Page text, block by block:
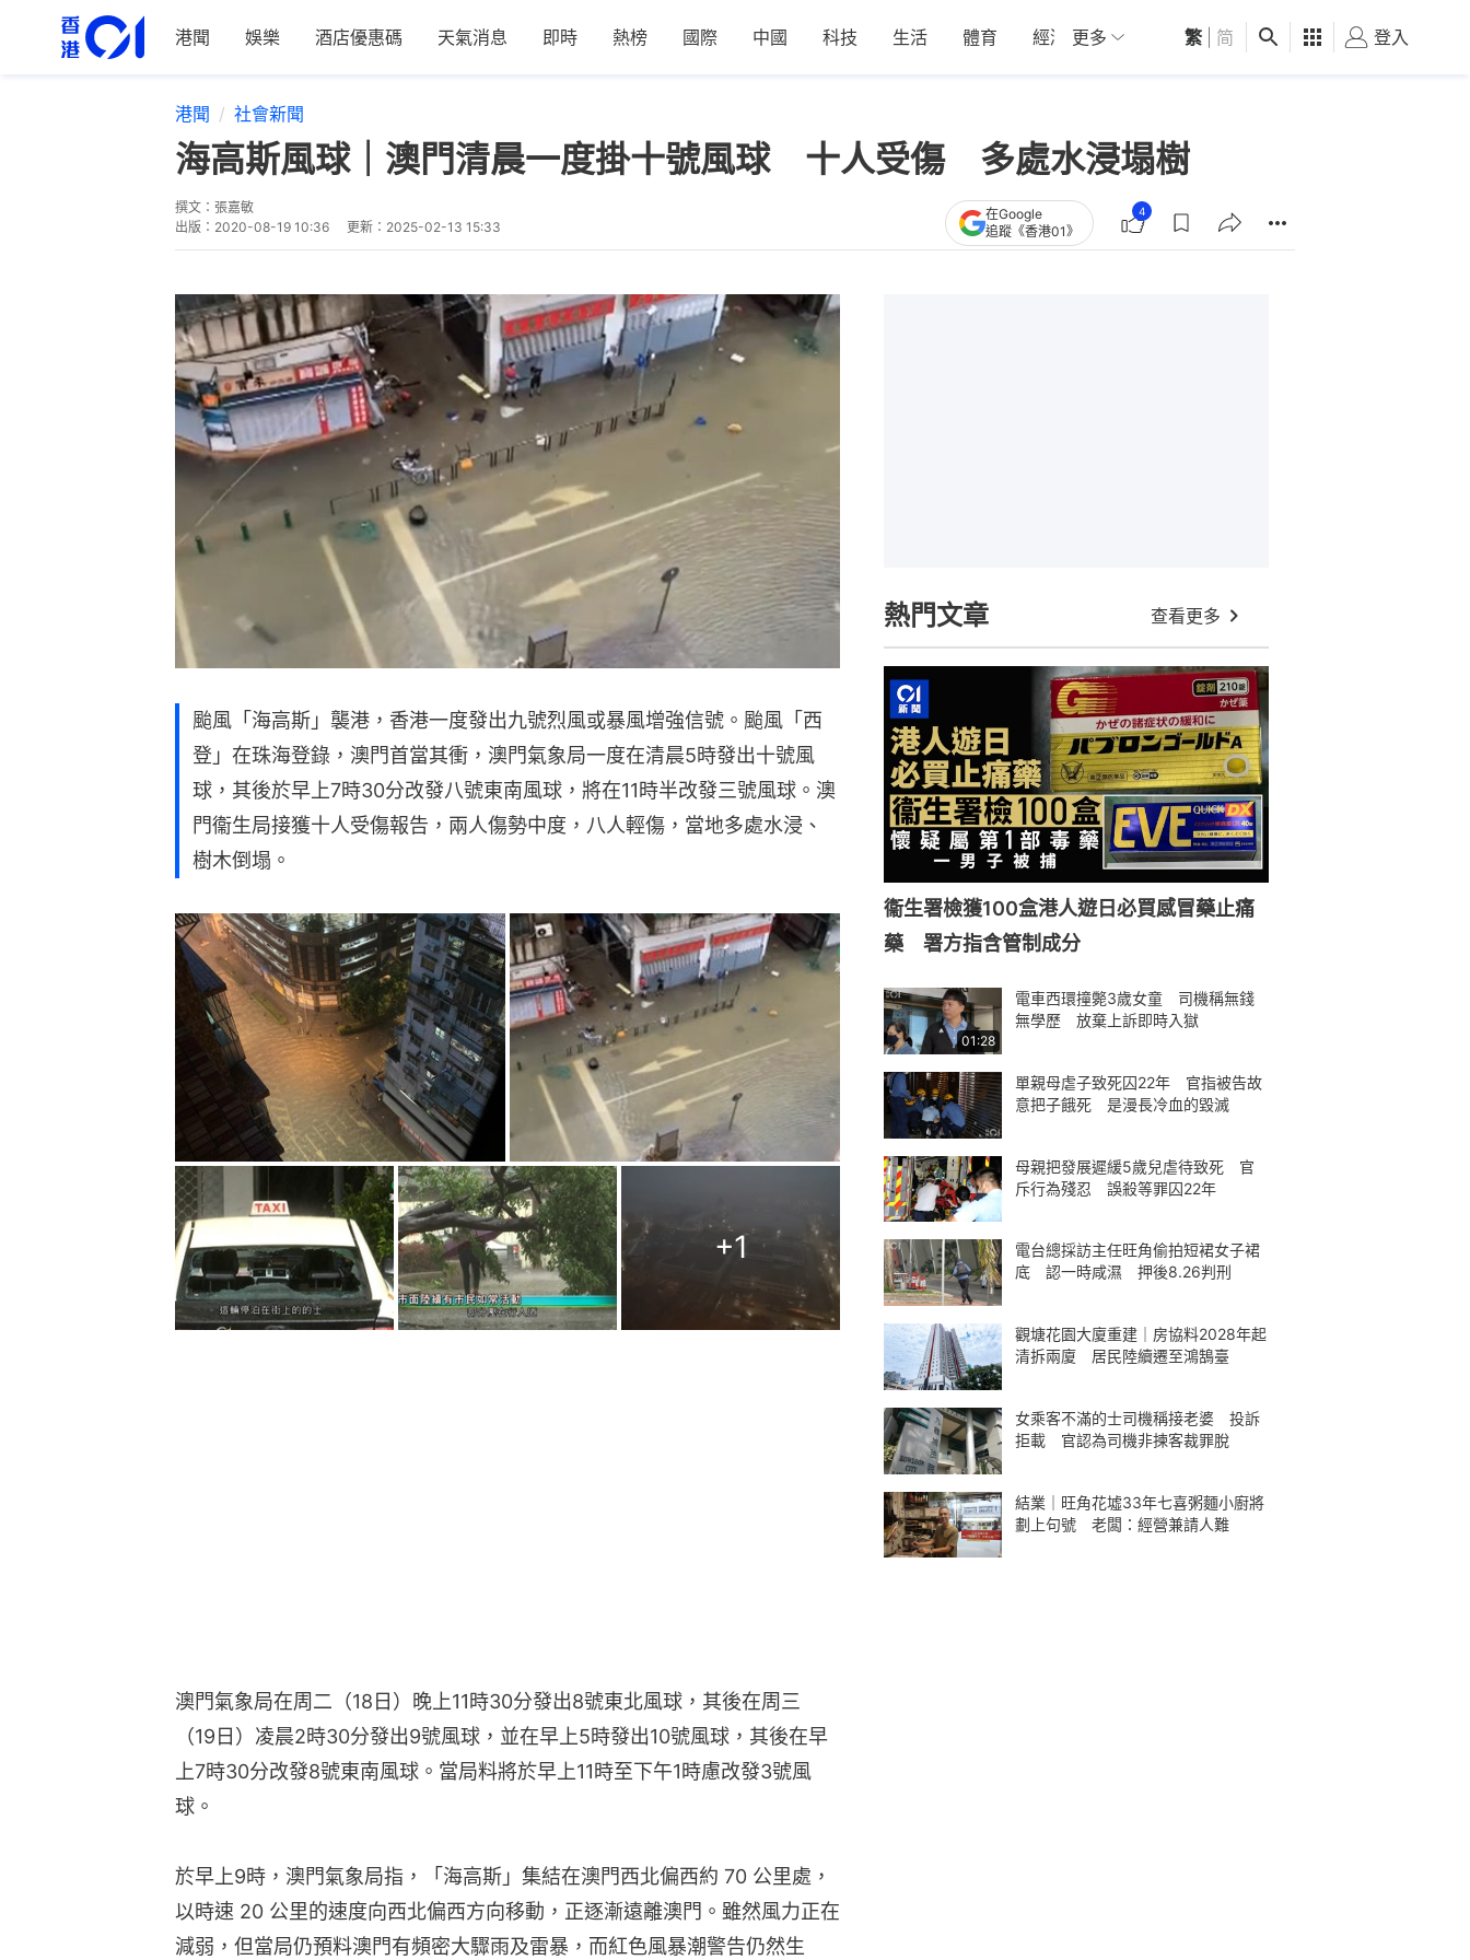
港聞 娛樂 酒店優惠碼 天氣消息 即時 熱榜 國際 中國 科技 生活 體育 經濟 01深圳 觀點 健康 好食玩飛
更多 繁 简 登入
港聞 社會新聞
海高斯風球｜澳門清晨一度掛十號風球 十人受傷 多處水浸塌樹
撰文： 張嘉敏
出版： 2020-08-19 10:36 更新： 2025-02-13 15:33
在Google
追蹤《香港01》
4
颱風「海高斯」襲港，香港一度發出九號烈風或暴風增強信號。颱風「西
登」在珠海登錄，澳門首當其衝，澳門氣象局一度在清晨5時發出十號風
球，其後於早上7時30分改發八號東南風球，將在11時半改發三號風球。澳
門衞生局接獲十人受傷報告，兩人傷勢中度，八人輕傷，當地多處水浸、
樹木倒塌。
+1
澳門氣象局在周二（18日）晚上11時30分發出8號東北風球，其後在周三
（19日）凌晨2時30分發出9號風球，並在早上5時發出10號風球，其後在早
上7時30分改發8號東南風球。當局料將於早上11時至下午1時慮改發3號風
球。
於早上9時，澳門氣象局指，「海高斯」集結在澳門西北偏西約 70 公里處，
以時速 20 公里的速度向西北偏西方向移動，正逐漸遠離澳門。雖然風力正在
減弱，但當局仍預料澳門有頻密大驟雨及雷暴，而紅色風暴潮警告仍然生
熱門文章 查看更多
衞生署檢獲100盒港人遊日必買感冒藥止痛
藥 署方指含管制成分
01:28
電車西環撞斃3歲女童 司機稱無錢
無學歷 放棄上訴即時入獄
單親母虐子致死囚22年 官指被告故
意把子餓死 是漫長冷血的毀滅
母親把發展遲緩5歲兒虐待致死 官
斥行為殘忍 誤殺等罪囚22年
電台總採訪主任旺角偷拍短裙女子裙
底 認一時咸濕 押後8.26判刑
觀塘花園大廈重建｜房協料2028年起
清拆兩廈 居民陸續遷至鴻鵠臺
女乘客不滿的士司機稱接老婆 投訴
拒載 官認為司機非揀客裁罪脫
結業｜旺角花墟33年七喜粥麵小廚將
劃上句號 老闆：經營兼請人難